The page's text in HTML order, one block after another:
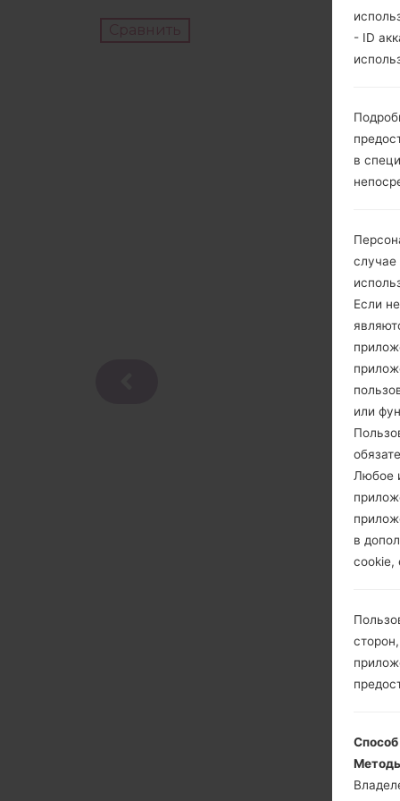
Сравнить
- ID
в
случае
Если
или
Любое
в
cookie,